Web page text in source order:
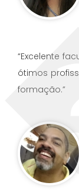
“Excelente
ótimos
formação.”